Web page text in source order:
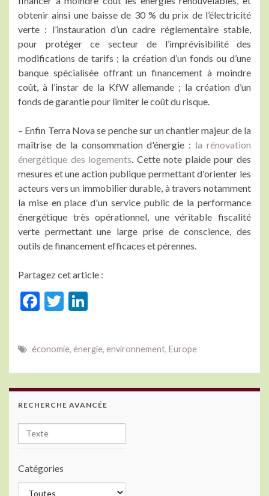
obtenir ainsi une baisse de 30 % du prix de l’électricité
verte : l’instauration d’un cadre réglementaire stable,
pour protéger ce secteur de l’imprévisibilité des
modifications de tarifs ; la création d’un fonds ou d’une
banque spécialisée offrant un financement à moindre
coût, à l’instar de la KfW allemande ; la création d’un
fonds de garantie pour limiter le coût du risque.
– Enfin Terra Nova se penche sur un chantier majeur de la
maîtrise de la consommation d'énergie : la rénovation
énergétique des logements. Cette note plaide pour des
mesures et une action publique permettant d'orienter les
acteurs vers un immobilier durable, à travers notamment
la mise en place d'un service public de la performance
énergétique très opérationnel, une véritable fiscalité
verte permettant une large prise de conscience, des
outils de financement efficaces et pérennes.
Partagez cet article :
F
b
o
o
T
itt
er
ke
dI
n
économie, énergie, environnement, Europe
RECHERCHE AVANCÉE
Catégories